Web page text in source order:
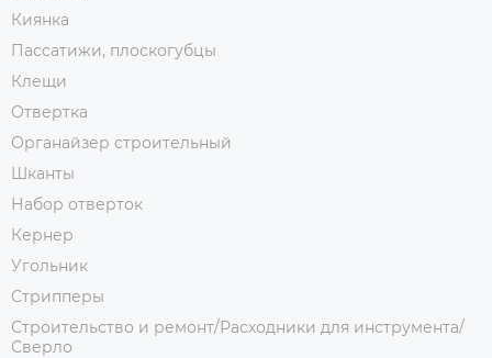
Киянка
Пассатижи, плоскогубцы
Клещи
Отвертка
Органайзер строительный
Шканты
Набор отверток
Кернер
Угольник
Стрипперы
Строительство и ремонт/Расходники для инструмента/
Сверло